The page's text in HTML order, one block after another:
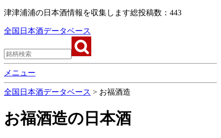
津津浦浦の日本酒情報を収集します総投稿数：443
全国日本酒データベース
メニュー
全国日本酒データベース > お福酒造
お福酒造の日本酒